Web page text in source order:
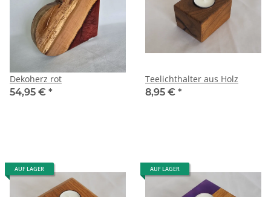
Dekoherz rot
54,95 € *
Teelichthalter aus Holz
8,95 € *
AUF LAGER AUF LAGER